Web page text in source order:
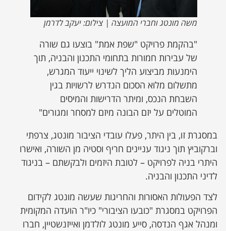
משה מונטג וחברי המועצה | צילום: יעקב לדרמן
"בהקמת פרויקט "שפת אמת" בוצעו גם שורה
של עבירות חמורות בתחומי התכנון והבניה, תוך
הימנעות מביצוע הליך לשינוי ייעוד המגרש,
מתשלום מלוא הסכום הנדרש לרשויות בגין
השבחת הנכס, ומיתר הדרישות והמיסים
המוטלים על יזם הבונה מיזם למסחר ומגורים"
במסגרת זו, בין היתר, פעלו עובדי הציבור מונטג, צרפתי
וברקוביץ תוך ניגוד עניינים חריף וסטיה מן השורה, ואישרו
היתרי בניה לפרויקט – לטובת היזמים ולבקשתם – בניגוד
לדיני התכנון והבניה.
לצד הפעולות האסורות והחריגות שעשה מונטג לקידום
הפרויקט במסגרת "כובעו הציבורי" כיו"ר הועדה המקומית
ומנהל אגף הנדסה, סייע מונטג לולדמן ואייזנשטיין, חברו